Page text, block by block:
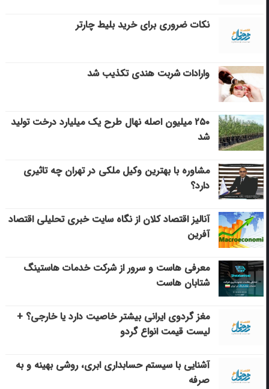
نکات ضروری برای خرید بلیط چارتر
وارادات شربت هندی تکذیب شد
۲۵۰ میلیون اصله نهال طرح یک میلیارد درخت تولید
شد
مشاوره با بهترین وکیل ملکی در تهران چه تاثیری
دارد؟
آنالیز اقتصاد کلان از نگاه سایت خبری تحلیلی اقتصاد
آفرین
معرفی هاست و سرور از شرکت خدمات هاستینگ
شتابان هاست
مغز گردوی ایرانی بیشتر خاصیت دارد یا خارجی؟ +
لیست قیمت انواع گردو
آشنایی با سیستم حسابداری ابری، روشی بهینه و به
صرفه